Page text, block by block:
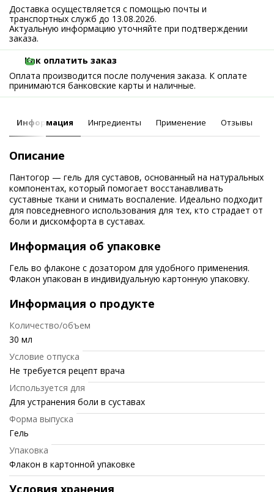
Доставка осуществляется с помощью почты и
транспортных служб до 13.08.2026.
Актуальную информацию уточняйте при подтверждении
заказа.
Как оплатить заказ
Оплата производится после получения заказа. К оплате
принимаются банковские карты и наличные.
Информация Ингредиенты Применение Отзывы
Описание
Пантогор — гель для суставов, основанный на натуральных
компонентах, который помогает восстанавливать
суставные ткани и снимать воспаление. Идеально подходит
для повседневного использования для тех, кто страдает от
боли и дискомфорта в суставах.
Информация об упаковке
Гель во флаконе с дозатором для удобного применения.
Флакон упакован в индивидуальную картонную упаковку.
Информация о продукте
Количество/объем
30 мл
Условие отпуска
Не требуется рецепт врача
Используется для
Для устранения боли в суставах
Форма выпуска
Гель
Упаковка
Флакон в картонной упаковке
Условия хранения